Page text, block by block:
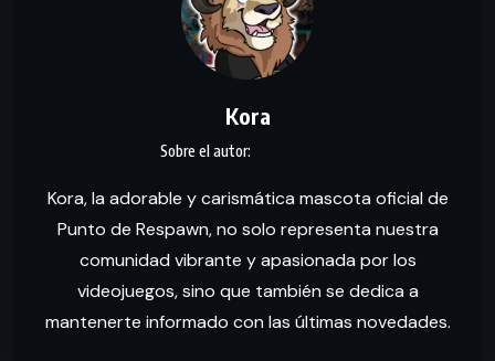
Kora
Kora, la adorable y carismática mascota oficial de
Punto de Respawn, no solo representa nuestra
comunidad vibrante y apasionada por los
videojuegos, sino que también se dedica a
mantenerte informado con las últimas novedades.